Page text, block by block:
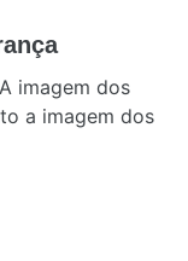
imagem dos
a imagem dos